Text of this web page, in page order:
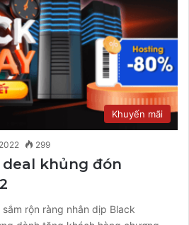
Khuyến mãi
299
khủng đón
rộn ràng nhân dịp Black